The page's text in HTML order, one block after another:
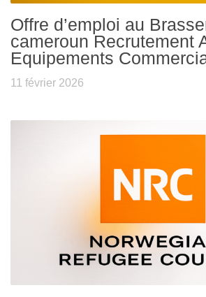
Offre d’emploi au
cameroun Recrutement
Equipements
11 février 2026